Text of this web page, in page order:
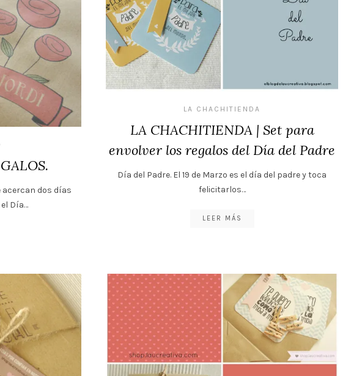
acercan dos días
Día…
LA CHACHITIENDA
LA CHACHITIENDA | Set para
envolver los regalos del Día del Padre
Día del Padre. El 19 de Marzo es el día del padre y toca
felicitarlos…
LEER MÁS